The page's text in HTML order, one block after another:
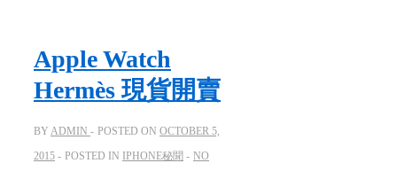
Apple Watch
Hermès 現貨開賣
BY ADMIN POSTED ON OCTOBER 5,
2015
POSTED IN IPHONE秘聞
NO